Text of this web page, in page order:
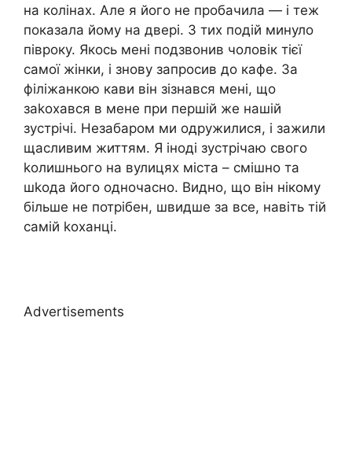
на колінах. Але я його не пробачила — і теж
показала йому на двері. З тих подій минуло
півроку. Якось мені подзвонив чоловік тієї
самої жінки, і знову запросив до кафе. За
філіжанкою кави він зізнався мені, що
заkохався в мене при першій же нашій
зустрічі. Незабаром ми одружилися, і зажили
щасливим життям. Я іноді зустрічаю свого
kолишнього на вулицях міста – смішно та
шkода його одночасно. Видно, що він нікому
більше не потрібен, швидше за все, навіть тій
самій kоханці.
Advertisements